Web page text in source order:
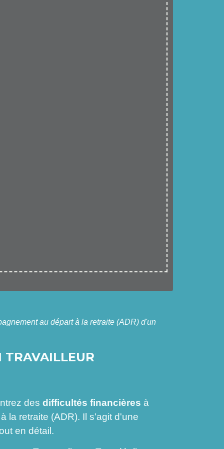
au départ à la retraite (ADR) d'un
TRAVAILLEUR
des difficultés financières à
la retraite (ADR). Il s'agit d'une
en détail.